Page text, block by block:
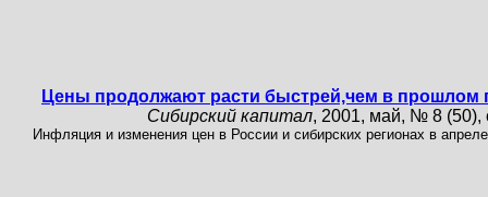
Цены продолжают расти быстрей,чем в прошлом
Сибирский капитал, 2001, май, № 8 (50),
Инфляция и изменения цен в России и сибирских регионах в